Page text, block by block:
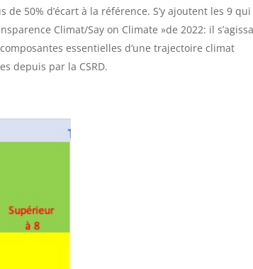
50% d’écart à la référence. S’y ajoutent les 9
Climat/Say on Climate »de 2022: il
essentielles d’une trajectoire climat
depuis par la CSRD.